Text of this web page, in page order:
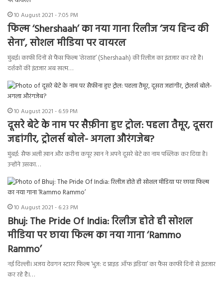
10 August 2021 - 7:05 PM
फिल्म ‘Shershaah’ का नया गाना रिलीज ‘जय हिन्द की
सेना’, सोशल मीडिया पर वायरल
मुंबई। काफी दिनों से फैंस फिल्म ‘शेरशाह’ (Shershaah) की रिलीज का इंतजार कर रहे हैं।
दर्शकों की इंतजार अब खत्म…
10 August 2021 - 6:59 PM
दूसरे बेटे के नाम पर सैफ़ीना हुए ट्रोल: पहला तैमूर, दूसरा
जहांगीर, ट्रोलर्स बोले- अगला औरंगजेब?
मुंबई: सैफ अली ख़ान और करीना कपूर ख़ान ने अपने दूसरे बेटे का नाम पब्लिक कर दिया है।
उन्होंने उसका…
10 August 2021 - 6:23 PM
Bhuj: The Pride Of India: रिलीज होते ही सोशल
मीडिया पर छाया फिल्म का नया गाना ‘Rammo
Rammo’
नई दिल्ली। अजय देवगन स्टारर फिल्म ‘भुज: द प्राइड ऑफ इंडिया’ का फैंस काफी दिनों से इंतजार
कर रहे है।…